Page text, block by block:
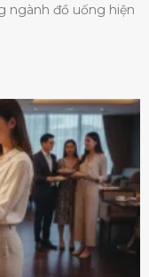
ngành đồ uống hiện